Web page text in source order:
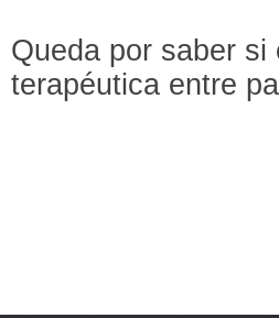
Queda por saber
terapéutica entre